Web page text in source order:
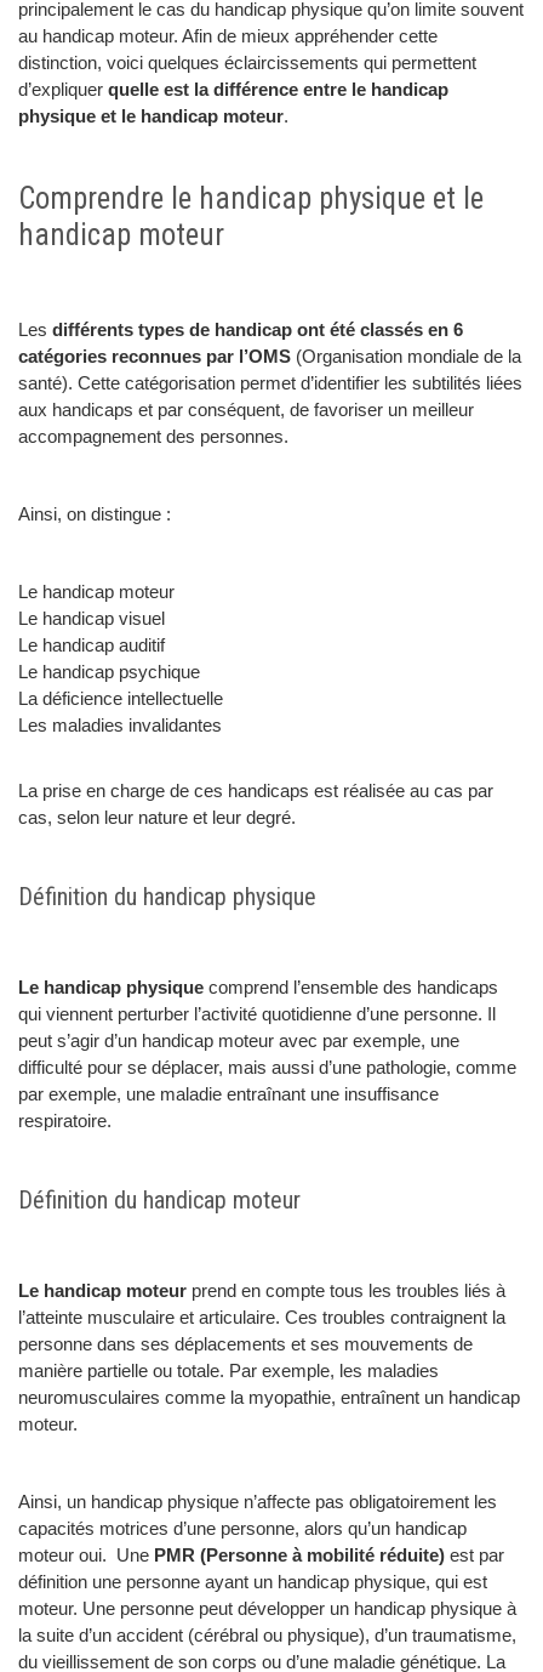
principalement le cas du handicap physique qu’on limite souvent
au handicap moteur. Afin de mieux appréhender cette
distinction, voici quelques éclaircissements qui permettent
d’expliquer quelle est la différence entre le handicap
physique et le handicap moteur.
Comprendre le handicap physique et le
handicap moteur
Les différents types de handicap ont été classés en 6
catégories reconnues par l’OMS (Organisation mondiale de la
santé). Cette catégorisation permet d’identifier les subtilités liées
aux handicaps et par conséquent, de favoriser un meilleur
accompagnement des personnes.
Ainsi, on distingue :
Le handicap moteur
Le handicap visuel
Le handicap auditif
Le handicap psychique
La déficience intellectuelle
Les maladies invalidantes
La prise en charge de ces handicaps est réalisée au cas par
cas, selon leur nature et leur degré.
Définition du handicap physique
Le handicap physique comprend l’ensemble des handicaps
qui viennent perturber l’activité quotidienne d’une personne. Il
peut s’agir d’un handicap moteur avec par exemple, une
difficulté pour se déplacer, mais aussi d’une pathologie, comme
par exemple, une maladie entraînant une insuffisance
respiratoire.
Définition du handicap moteur
Le handicap moteur prend en compte tous les troubles liés à
l’atteinte musculaire et articulaire. Ces troubles contraignent la
personne dans ses déplacements et ses mouvements de
manière partielle ou totale. Par exemple, les maladies
neuromusculaires comme la myopathie, entraînent un handicap
moteur.
Ainsi, un handicap physique n’affecte pas obligatoirement les
capacités motrices d’une personne, alors qu’un handicap
moteur oui. Une PMR (Personne à mobilité réduite) est par
définition une personne ayant un handicap physique, qui est
moteur. Une personne peut développer un handicap physique à
la suite d’un accident (cérébral ou physique), d’un traumatisme,
du vieillissement de son corps ou d’une maladie génétique. La